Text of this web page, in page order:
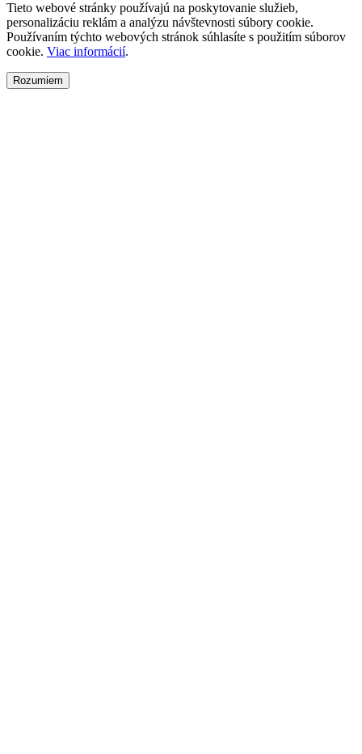
Tieto webové stránky používajú na poskytovanie služieb,
personalizáciu reklám a analýzu návštevnosti súbory cookie.
Používaním týchto webových stránok súhlasíte s použitím súborov
cookie. Viac informácií.
Rozumiem